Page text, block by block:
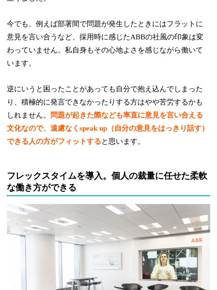
今でも、例えば部署間で問題が発生したときにはフラットに
意見を言い合うなど、採用時に感じたABBの社風の印象は変
わっていません。私自身もその心地よさを感じながら働いて
います。
逆にいうと困ったことがあっても自分で抱え込んでしまった
り、積極的に発言できなかったりする方はやや苦労するかも
しれません。
問題が起きた際なども率直に意見を言い合える
文化なので、遠慮なくspeak up（自分の意見をはっきり話す）
できる人の方がフィットすると思います。
フレックスタイムを導入。個人の裁量に任せた柔軟
な働き方ができる